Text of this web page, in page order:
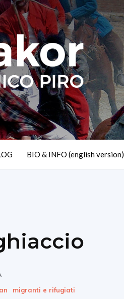
BIO & INFO (english version)
migranti e rifugiati